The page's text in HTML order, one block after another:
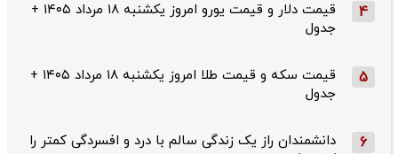
4
قیمت دلار و قیمت یورو امروز یکشنبه ۱۸ مرداد ۱۴۰۵ +
جدول
5
قیمت سکه و قیمت طلا امروز یکشنبه ۱۸ مرداد ۱۴۰۵ +
جدول
6
دانشمندان راز یک زندگی سالم با درد و افسردگی کمتر را